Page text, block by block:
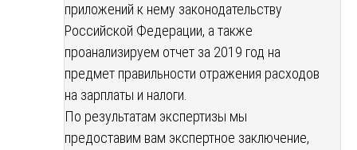
приложений к нему законодательству
Российской Федерации, а также
проанализируем отчет за 2019 год на
предмет правильности отражения расходов
на зарплаты и налоги.
По результатам экспертизы мы
предоставим вам экспертное заключение,